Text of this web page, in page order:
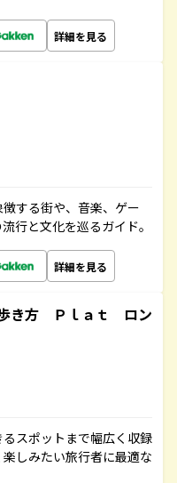
詳細を見る
する街や、音楽、ゲー
行と文化を巡るガイド。
詳細を見る
き方 Ｐｌａｔ ロン
スポットまで幅広く収録
しみたい旅行者に最適な